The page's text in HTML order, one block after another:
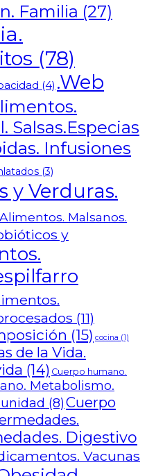
Familia (27)
(78)
(4) .Web
Salsas.Especias
Infusiones
(3)
y Verduras.
Alimentos. Malsanos.
y
(11)
(15) cocina (1)
de la Vida.
(14) Cuerpo humano.
Metabolismo.
(8)Cuerpo
Digestivo
Vacunas